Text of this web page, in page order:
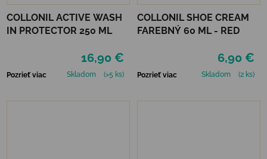
COLLONIL ACTIVE WASH
IN PROTECTOR 250 ML
16,90 €
Pozrieť viac Skladom (>5 ks)
COLLONIL SHOE CREAM
FAREBNÝ 60 ML - RED
6,90 €
Pozrieť viac Skladom (2 ks)